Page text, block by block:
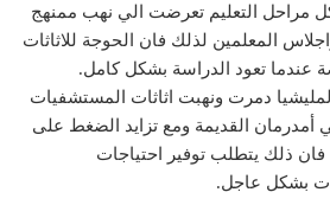
مراحل التعليم تعرضت الي نهب ممنهج
المعلمين لذلك فان الحوجة للاثاثات
عندما تعود الدراسة بشكل كامل.
دمرت ونهبت اثاثات المستشفيات
أمدرمان القديمة ومع تزايد الضغط على
فان ذلك يتطلب توفير احتياجات
بشكل عاجل.